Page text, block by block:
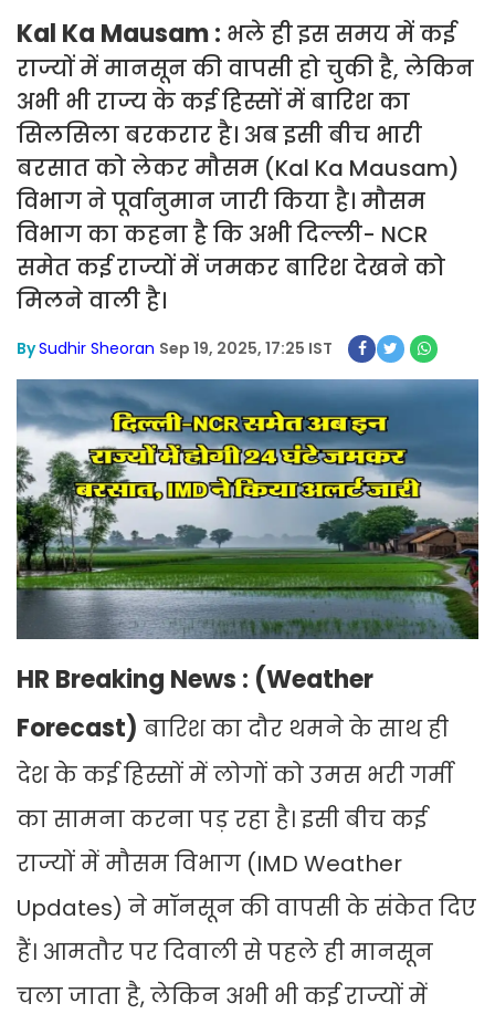
Kal Ka Mausam : भले ही इस समय में कई
राज्यों में मानसून की वापसी हो चुकी है, लेकिन
अभी भी राज्य के कई हिस्सों में बारिश का
सिलसिला बरकरार है। अब इसी बीच भारी
बरसात को लेकर मौसम (Kal Ka Mausam)
विभाग ने पूर्वानुमान जारी किया है। मौसम
विभाग का कहना है कि अभी दिल्ली- NCR
समेत कई राज्यों में जमकर बारिश देखने को
मिलने वाली है।
BySudhir Sheoran Sep 19, 2025, 17:25 IST
HR Breaking News : (Weather
Forecast) बारिश का दौर थमने के साथ ही
देश के कई हिस्सों में लोगों को उमस भरी गर्मी
का सामना करना पड़ रहा है। इसी बीच कई
राज्यों में मौसम विभाग (IMD Weather
Updates) ने मॉनसून की वापसी के संकेत दिए
हैं। आमतौर पर दिवाली से पहले ही मानसून
चला जाता है, लेकिन अभी भी कई राज्यों में